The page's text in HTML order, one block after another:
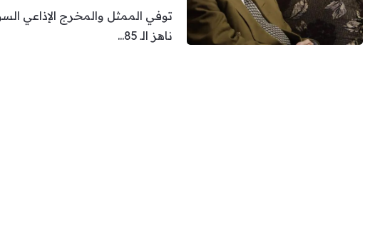
توفي الممثل والمخرج الإذاعي
ناهز الـ 85...